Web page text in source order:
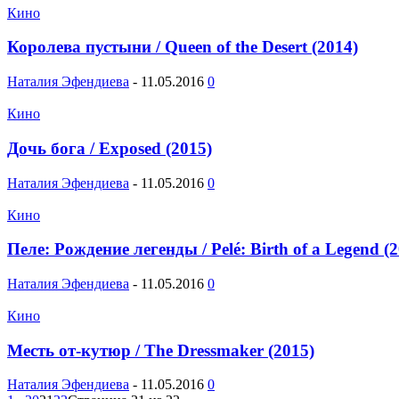
Кино
Королева пустыни / Queen of the Desert (2014)
Наталия Эфендиева - 11.05.2016 0
Кино
Дочь бога / Exposed (2015)
Наталия Эфендиева - 11.05.2016 0
Кино
Пеле: Рождение легенды / Pelé: Birth of a Legend
Наталия Эфендиева - 11.05.2016 0
Кино
Месть от-кутюр / The Dressmaker (2015)
Наталия Эфендиева - 11.05.2016 0